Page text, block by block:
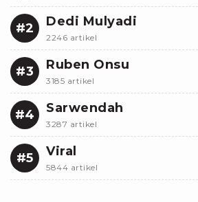
#2 Dedi Mulyadi
2246 artikel
#3 Ruben Onsu
3185 artikel
#4 Sarwendah
3287 artikel
#5 Viral
5844 artikel